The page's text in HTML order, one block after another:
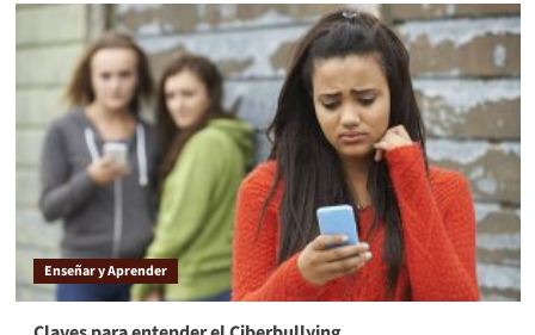
Enseñar y Aprender